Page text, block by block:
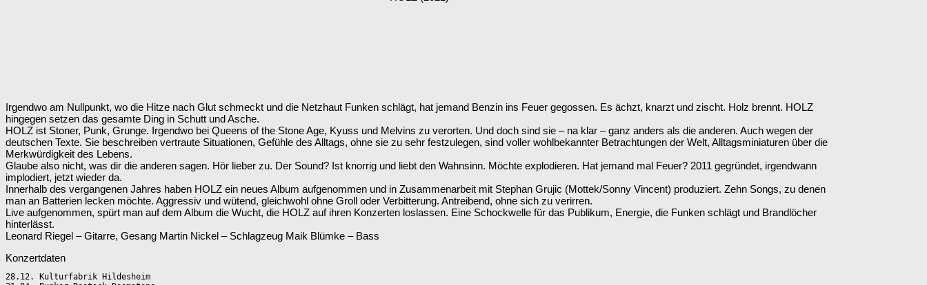
Irgendwo am Nullpunkt, wo die Hitze nach Glut schmeckt und die Netzhaut Funken schlägt, hat jemand Benzin ins Feuer gegossen. Es ächzt, knarzt und zischt. Holz brennt. HOLZ
hingegen setzen das gesamte Ding in Schutt und Asche.
HOLZ ist Stoner, Punk, Grunge. Irgendwo bei Queens of the Stone Age, Kyuss und Melvins zu verorten. Und doch sind sie – na klar – ganz anders als die anderen. Auch wegen der
deutschen Texte. Sie beschreiben vertraute Situationen, Gefühle des Alltags, ohne sie zu sehr festzulegen, sind voller wohlbekannter Betrachtungen der Welt, Alltagsminiaturen über die
Merkwürdigkeit des Lebens.
Glaube also nicht, was dir die anderen sagen. Hör lieber zu. Der Sound? Ist knorrig und liebt den Wahnsinn. Möchte explodieren. Hat jemand mal Feuer? 2011 gegründet, irgendwann
implodiert, jetzt wieder da.
Innerhalb des vergangenen Jahres haben HOLZ ein neues Album aufgenommen und in Zusammenarbeit mit Stephan Grujic (Mottek/Sonny Vincent) produziert. Zehn Songs, zu denen
man an Batterien lecken möchte. Aggressiv und wütend, gleichwohl ohne Groll oder Verbitterung. Antreibend, ohne sich zu verirren.
Live aufgenommen, spürt man auf dem Album die Wucht, die HOLZ auf ihren Konzerten loslassen. Eine Schockwelle für das Publikum, Energie, die Funken schlägt und Brandlöcher
hinterlässt.
Leonard Riegel – Gitarre, Gesang Martin Nickel – Schlagzeug Maik Blümke – Bass
Konzertdaten
28.12. Kulturfabrik Hildesheim